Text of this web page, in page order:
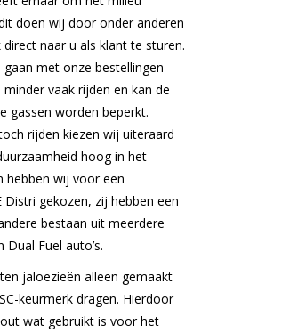
doen wij door onder anderen
naar u als klant te sturen.
met onze bestellingen
vaak rijden en kan de
gassen worden beperkt.
rijden kiezen wij uiteraard
hoog in het
hebben wij voor een
gekozen, zij hebben een
bestaan uit meerdere
Dual Fuel auto’s.
jaloezieën alleen gemaakt
keurmerk dragen. Hierdoor
wat gebruikt is voor het